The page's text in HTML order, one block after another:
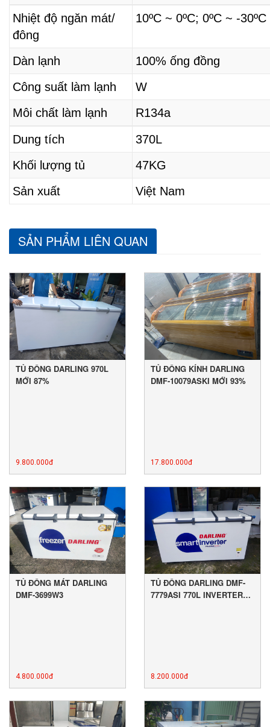
Nhiệt độ ngăn mát/
đông
10ºC ~ 0ºC; 0ºC ~ -30ºC
Dàn lạnh
100% ống đồng
Công suất làm lạnh
W
Môi chất làm lạnh
R134a
Dung tích
370L
Khối lượng tủ
47KG
Sản xuất
Việt Nam
SẢN PHẨM LIÊN QUAN
TỦ ĐÔNG DARLING 970L
MỚI 87%
9.800.000đ
TỦ ĐÔNG KÍNH DARLING
DMF-10079ASKI MỚI 93%
17.800.000đ
TỦ ĐÔNG MÁT DARLING
DMF-3699W3
4.800.000đ
TỦ ĐÔNG DARLING DMF-
7779ASI 770L INVERTER
8.200.000đ